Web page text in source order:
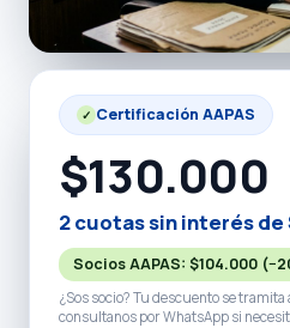
✓ Certificación AAPAS
$130.000
2 cuotas sin interés de
Socios AAPAS: $104.000
¿Sos socio? Tu descuento se tramita
consultanos por WhatsApp si